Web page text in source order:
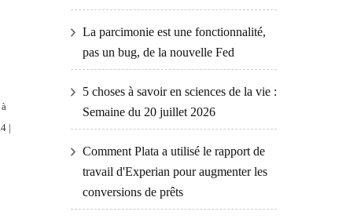
|
La parcimonie est une fonctionnalité,
pas un bug, de la nouvelle Fed
5 choses à savoir en sciences de la vie :
Semaine du 20 juillet 2026
Comment Plata a utilisé le rapport de
travail d'Experian pour augmenter les
conversions de prêts